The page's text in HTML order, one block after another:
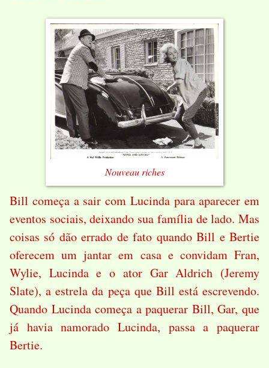
Nouveau riches
Bill começa a sair com Lucinda para aparecer em
eventos sociais, deixando sua família de lado. Mas
coisas só dão errado de fato quando Bill e Bertie
oferecem um jantar em casa e convidam Fran,
Wylie, Lucinda e o ator Gar Aldrich (Jeremy
Slate), a estrela da peça que Bill está escrevendo.
Quando Lucinda começa a paquerar Bill, Gar, que
já havia namorado Lucinda, passa a paquerar
Bertie.